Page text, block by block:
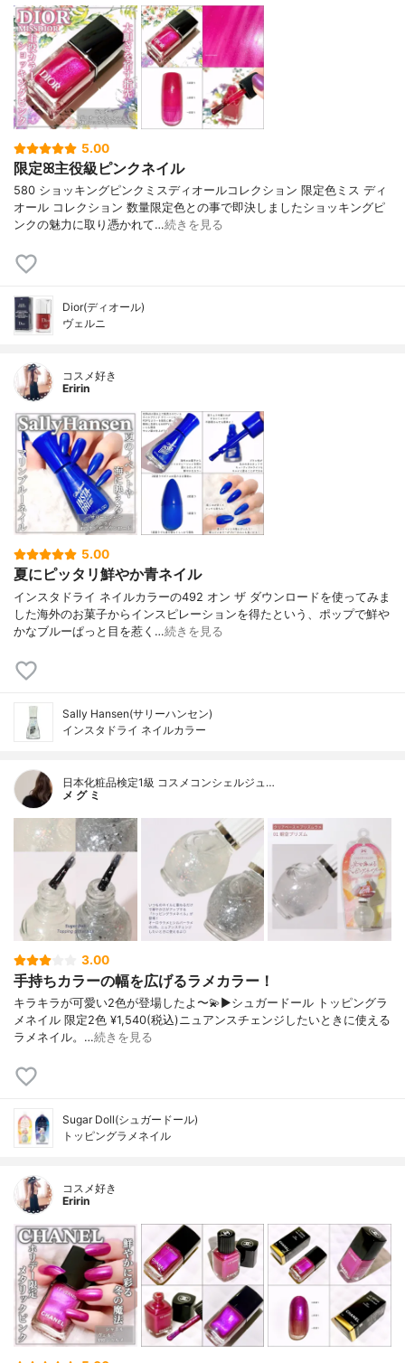
5.00
限定ꕤ主役級ピンクネイル
580 ショッキングピンクミスディオールコレクション 限定色ミス ディ
オール コレクション 数量限定色との事で即決しましたショッキングピ
ンクの魅力に取り憑かれて…続きを見る
Dior(ディオール)
ヴェルニ
コスメ好き
Eririn
5.00
夏にピッタリ鮮やか青ネイル
インスタドライ ネイルカラーの492 オン ザ ダウンロードを使ってみま
した海外のお菓子からインスピレーションを得たという、ポップで鮮や
かなブルーぱっと目を惹く…続きを見る
Sally Hansen(サリーハンセン)
インスタドライ ネイルカラー
日本化粧品検定1級 コスメコンシェルジュ…
メ グ ミ
3.00
手持ちカラーの幅を広げるラメカラー！
キラキラが可愛い2色が登場したよ〜💫▶︎シュガードール トッピングラ
メネイル 限定2色 ¥1,540(税込)ニュアンスチェンジしたいときに使える
ラメネイル。…続きを見る
Sugar Doll(シュガードール)
トッピングラメネイル
コスメ好き
Eririn